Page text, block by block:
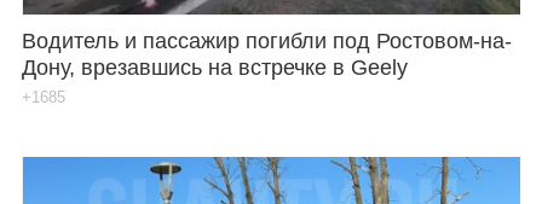
Водитель и пассажир погибли под Ростовом-на-
Дону, врезавшись на встречке в Geely
+1685